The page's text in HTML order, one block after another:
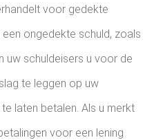
voor gedekte
ongedekte schuld, zoals
uw schuldeisers u voor de
te leggen op uw
laten betalen. Als u merkt
voor een lening